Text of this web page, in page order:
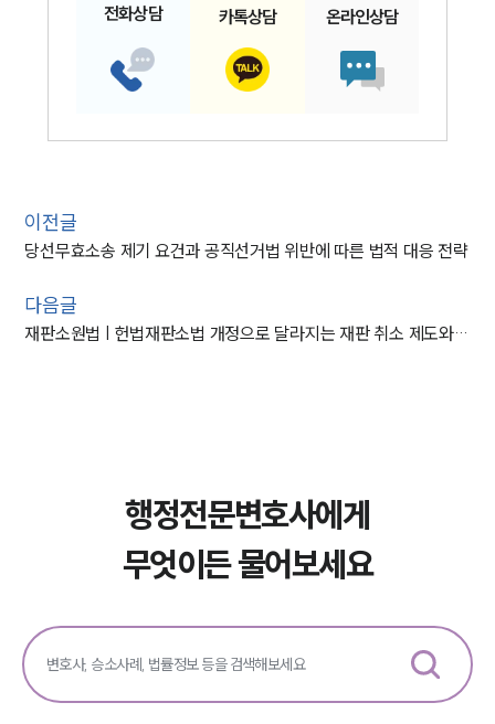
전화상담 카톡상담 온라인상담
이전글
당선무효소송 제기 요건과 공직선거법 위반에 따른 법적 대응 전략
다음글
재판소원법 | 헌법재판소법 개정으로 달라지는 재판 취소 제도와 청구 절차
행정전문변호사에게
무엇이든 물어보세요